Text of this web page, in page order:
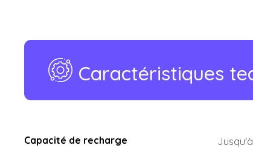
Caractéristiques
Capacité de recharge